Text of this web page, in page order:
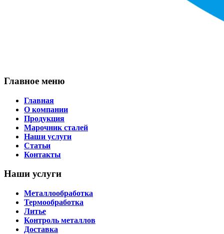
Главное меню
Главная
О компании
Продукция
Марочник сталей
Наши услуги
Статьи
Контакты
Наши услуги
Металлообработка
Термообработка
Литье
Контроль металлов
Доставка